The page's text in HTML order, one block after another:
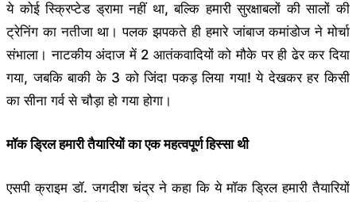
ये कोई स्क्रिप्टेड ड्रामा नहीं था, बल्कि हमारी सुरक्षाबलों की सालों की
ट्रेनिंग का नतीजा था। पलक झपकते ही हमारे जांबाज कमांडोज ने मोर्चा
संभाला। नाटकीय अंदाज में 2 आतंकवादियों को मौके पर ही ढेर कर दिया
गया, जबकि बाकी के 3 को जिंदा पकड़ लिया गया! ये देखकर हर किसी
का सीना गर्व से चौड़ा हो गया होगा।
मॉक ड्रिल हमारी तैयारियों का एक महत्वपूर्ण हिस्सा थी
एसपी क्राइम डॉ. जगदीश चंद्र ने कहा कि ये मॉक ड्रिल हमारी तैयारियों